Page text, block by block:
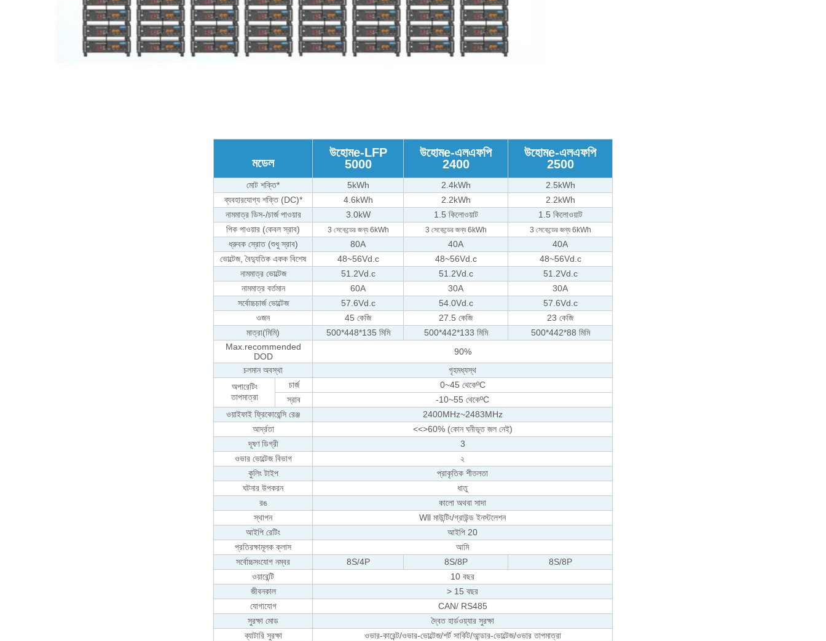
মডেল
উহোমe-LFP
5000
উহোমe-এলএফপি
2400
উহোমe-এলএফপি
2500
মোট শক্তি* 5kWh 2.4kWh
2.5kWh
ব্যবহারযোগ্য শক্তি (DC)*
4.6kWh 2.2kWh
2.2kWh
নামমাত্র ডিস-/চার্জ পাওয়ার
3.0kW 1.5 কিলোওয়াট
1.5 কিলোওয়াট
পিক পাওয়ার (কেবল স্রাব)
3 সেকেন্ডের জন্য 6kWh 3 সেকেন্ডের জন্য 6kWh 3 সেকেন্ডের জন্য 6kWh
ধ্রুবক স্রোত (শুধু স্রাব) 80A 40A
40A
ভোল্টেজ, বৈদ্যুতিক একক বিশেষ
48~56Vd.c 48~56Vd.c
48~56Vd.c
নামমাত্র ভোল্টেজ
51.2Vd.c 51.2Vd.c
51.2Vd.c
নামমাত্র বর্তমান
60A 30A
30A
সর্বোচ্চচার্জ ভোল্টেজ
57.6Vd.c 54.0Vd.c
57.6Vd.c
ওজন
45 কেজি 27.5 কেজি
23 কেজি
মাত্রা(মিমি)
500*448*135 মিমি 500*442*133 মিমি
500*442*88 মিমি
Max.recommended
DOD
90%
চলমান অবস্থা
গৃহমধ্যস্থ
অপারেটিং
তাপমাত্রা
চার্জ 0~45 থেকেºC
স্রাব
-10~55 থেকেºC
ওয়াইফাই ফ্রিকোয়েন্সি রেঞ্জ
2400MHz~2483MHz
আর্দ্রতা
<<>60% (কোন ঘনীভূত জল নেই)
দূষণ ডিগ্রী
3
ওভার ভোল্টেজ বিভাগ
২
কুলিং টাইপ
প্রাকৃতিক শীতলতা
ঘটনার উপকরন
ধাতু
রঙ
কালো অথবা সাদা
স্থাপন
Wll মাউন্টিং/গ্রাউন্ড ইনস্টলেশন
আইপি রেটিং
আইপি 20
প্রতিরক্ষামূলক ক্লাস
আমি
সর্বোচ্চসংযোগ নম্বর
8S/4P 8S/8P
8S/8P
ওয়ারেন্টি
10 বছর
জীবনকাল
> 15 বছর
যোগাযোগ
CAN/ ​​RS485
সুরক্ষা মোড
দ্বৈত হার্ডওয়্যার সুরক্ষা
ব্যাটারি সুরক্ষা
ওভার-কারেন্ট/ওভার-ভোল্টেজ/শর্ট সার্কিট/আন্ডার-ভোল্টেজ/ওভার তাপমাত্রা